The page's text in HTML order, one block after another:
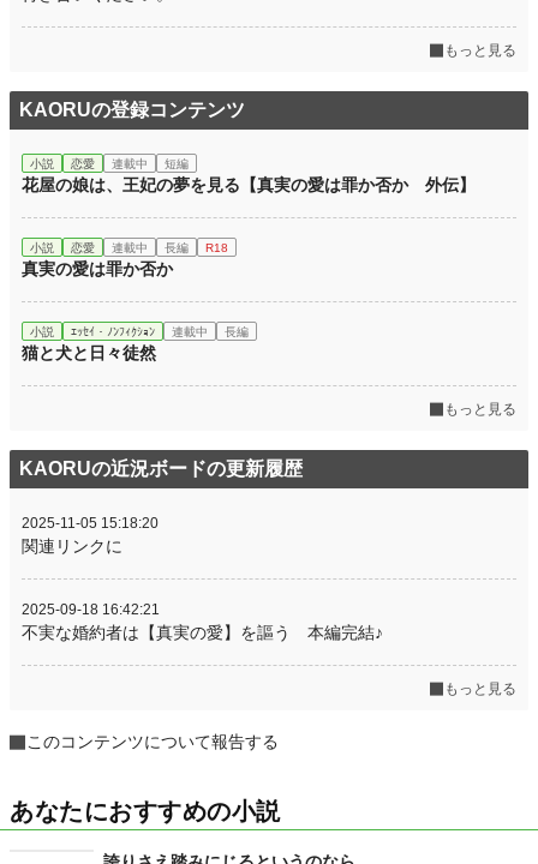
お気に入り 17
文字数 5,994
更新日時 2026.02.06 20:24
初回公開日時 2026.01.29 17:00
週間ポイント 63 pt (41,753 位)
月間ポイント 203 pt (51,450 位)
年間ポイント 6,351 pt (40,692 位)
累計ポイント 6,372 pt (115,518 位)
もっと見る
KAORUの登録コンテンツ
小説 恋愛 連載中 短編
花屋の娘は、王妃の夢を見る【真実の愛は罪か否か 外伝】
小説 恋愛 連載中 長編 R18
真実の愛は罪か否か
小説 ｴｯｾｲ・ﾉﾝﾌｨｸｼｮﾝ 連載中 長編
猫と犬と日々徒然
もっと見る
KAORUの近況ボードの更新履歴
2025-11-05 15:18:20
関連リンクに
2025-09-18 16:42:21
不実な婚約者は【真実の愛】を謳う 本編完結♪
もっと見る
このコンテンツについて報告する
あなたにおすすめの小説